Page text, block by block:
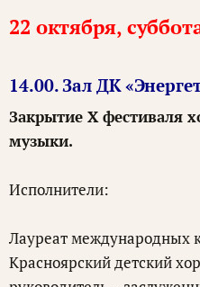
22 октября,
14.00. Зал ДК
Закрытие X фестиваля
музыки.
Исполнители:
Лауреат международных
Красноярский детский